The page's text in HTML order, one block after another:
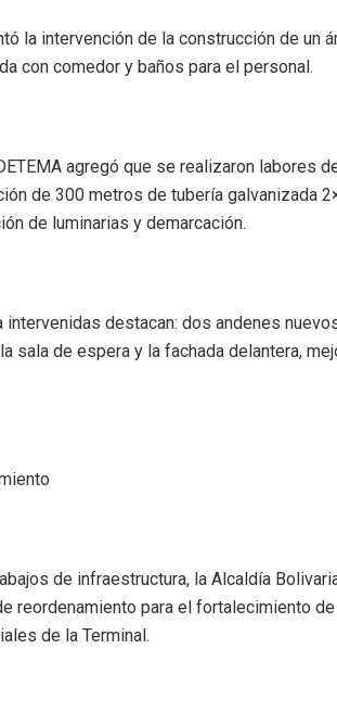
la intervención de la construcción de un
con comedor y baños para el personal.
agregó que se realizaron labores
de 300 metros de tubería galvanizada
de luminarias y demarcación.
intervenidas destacan: dos andenes
sala de espera y la fachada delantera,
de infraestructura, la Alcaldía
reordenamiento para el fortalecimiento
de la Terminal.